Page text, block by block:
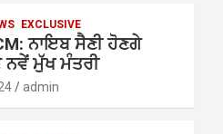
EXCLUSIVE
ਨਾਇਬ ਸੈਣੀ ਹੋਣਗੇ
ਨਵੇਂ ਮੁੱਖ ਮੰਤਰੀ
admin